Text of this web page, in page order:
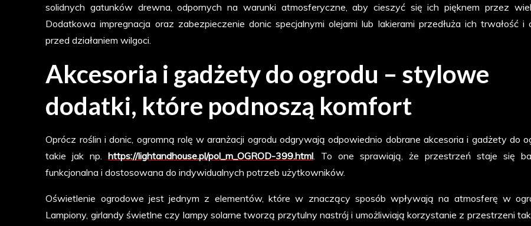
solidnych gatunków drewna, odpornych na warunki atmosferyczne, aby cieszyć się ich pięknem przez
Dodatkowa impregnacja oraz zabezpieczenie donic specjalnymi olejami lub lakierami przedłuża ich trwałość i
przed działaniem wilgoci.
Akcesoria i gadżety do ogrodu – stylowe
dodatki, które podnoszą komfort
Oprócz roślin i donic, ogromną rolę w aranżacji ogrodu odgrywają odpowiednio dobrane akcesoria i gadżety do
takie jak np.
https://lightandhouse.pl/pol_m_OGROD-399.html . To one sprawiają, że przestrzeń staje się
funkcjonalna i dostosowana do indywidualnych potrzeb użytkowników.
Oświetlenie ogrodowe jest jednym z elementów, które w znaczący sposób wpływają na atmosferę w
Lampiony, girlandy świetlne czy lampy solarne tworzą przytulny nastrój i umożliwiają korzystanie z przestrzeni